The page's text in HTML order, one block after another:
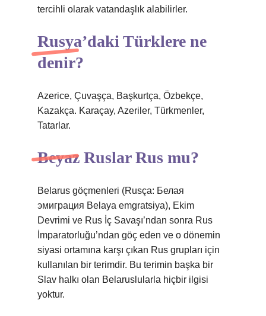
tercihli olarak vatandaşlık alabilirler.
Rusya’daki Türklere ne
denir?
Azerice, Çuvaşça, Başkurtça, Özbekçe,
Kazakça. Karaçay, Azeriler, Türkmenler,
Tatarlar.
Beyaz Ruslar Rus mu?
Belarus göçmenleri (Rusça: Белая
эмиграция Belaya emgratsiya), Ekim
Devrimi ve Rus İç Savaşı’ndan sonra Rus
İmparatorluğu’ndan göç eden ve o dönemin
siyasi ortamına karşı çıkan Rus grupları için
kullanılan bir terimdir. Bu terimin başka bir
Slav halkı olan Belaruslularla hiçbir ilgisi
yoktur.